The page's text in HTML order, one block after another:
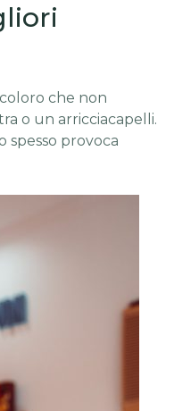
che non
o un arricciacapelli.
spesso provoca